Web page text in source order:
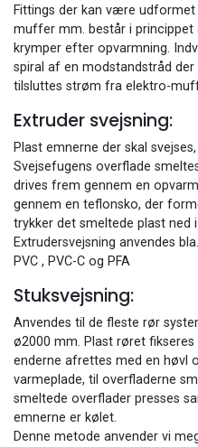
Fittings der kan være
muffer mm. består i
krymper efter opvarmning.
spiral af en modstandstråd
tilsluttes strøm fra elektro-
Extruder svejsning:
Plast emnerne der skal
Svejsefugens overflade
drives frem gennem en
gennem en teflonsko, der
trykker det smeltede plast ned
Extrudersvejsning anvendes
PVC , PVC-C og PFA
Stuksvejsning:
Anvendes til de fleste rør
ø2000 mm. Plast røret fikseres
enderne afrettes med en høvl
varmeplade, til overfladerne
smeltede overflader presses
emnerne er kølet.
Denne metode anvender vi